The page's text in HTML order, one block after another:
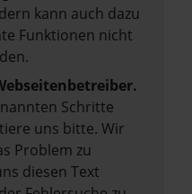
kann auch dazu
Funktionen nicht
Schritte
uns bitte. Wir
Problem zu
diesen Text